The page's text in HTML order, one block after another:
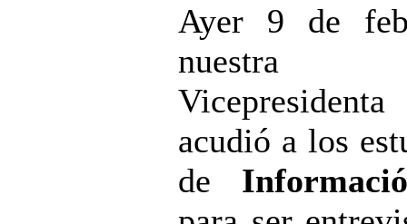
Ayer 9 de
nuestra
Vicepresidenta
acudió a los
de